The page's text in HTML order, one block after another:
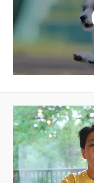
動
画
プ
レ
ー
ヤ
ー